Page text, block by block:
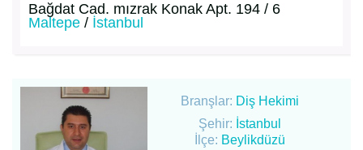
Bağdat Cad. mızrak Konak Apt. 194 / 6
Maltepe / İstanbul
Branşlar: Diş Hekimi
Şehir: İstanbul
İlçe: Beylikdüzü